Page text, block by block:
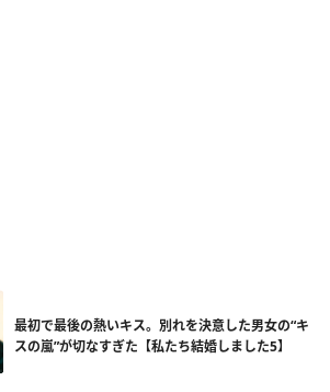
最初で最後の熱いキス。別れを決意した男女の“キ
スの嵐”が切なすぎた【私たち結婚しました5】